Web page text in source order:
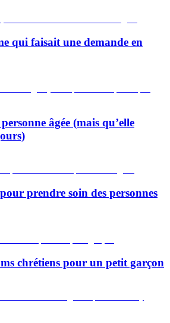
qui faisait une demande en
âgée (mais qu’elle
prendre soin des personnes
chrétiens pour un petit garçon